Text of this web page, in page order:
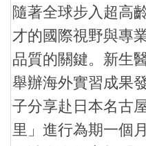
隨著全球步入超高
才的國際視野與專
品質的關鍵。新生
舉辦海外實習成果
子分享赴日本名古
里」進行為期一個